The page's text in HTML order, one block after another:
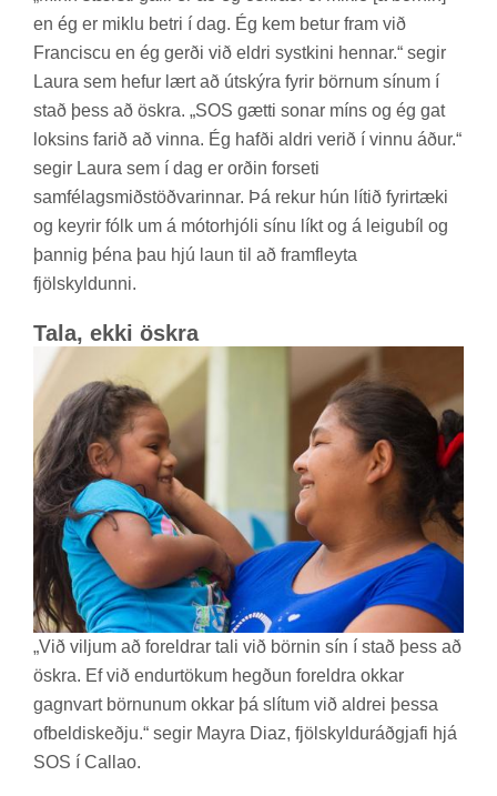
en ég er miklu betri í dag. Ég kem bet­ur fram við
Franciscu en ég gerði við eldri systkini henn­ar.“ seg­ir
Laura sem hef­ur lært að út­skýra fyr­ir börn­um sín­um í
stað þess að öskra. „SOS gætti son­ar míns og ég gat
loks­ins far­ið að vinna. Ég hafði aldri ver­ið í vinnu áður.“
seg­ir Laura sem í dag er orð­in for­seti
sam­fé­lags­mið­stöðv­ar­inn­ar. Þá rek­ur hún lít­ið fyr­ir­tæki
og keyr­ir fólk um á mótor­hjóli sínu líkt og á leigu­bíl og
þannig þéna þau hjú laun til að fram­fleyta
fjöl­skyld­unni.
Tala, ekki öskra
„Við vilj­um að for­eldr­ar tali við börn­in sín í stað þess að
öskra. Ef við end­ur­tök­um hegð­un for­eldra okk­ar
gagn­vart börn­un­um okk­ar þá slít­um við aldrei þessa
of­beldiskeðju.“ seg­ir Mayra Diaz, fjöl­skyldu­ráð­gjafi hjá
SOS í Callao.